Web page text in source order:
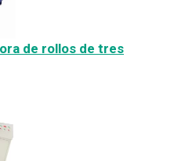
de rollos de tres